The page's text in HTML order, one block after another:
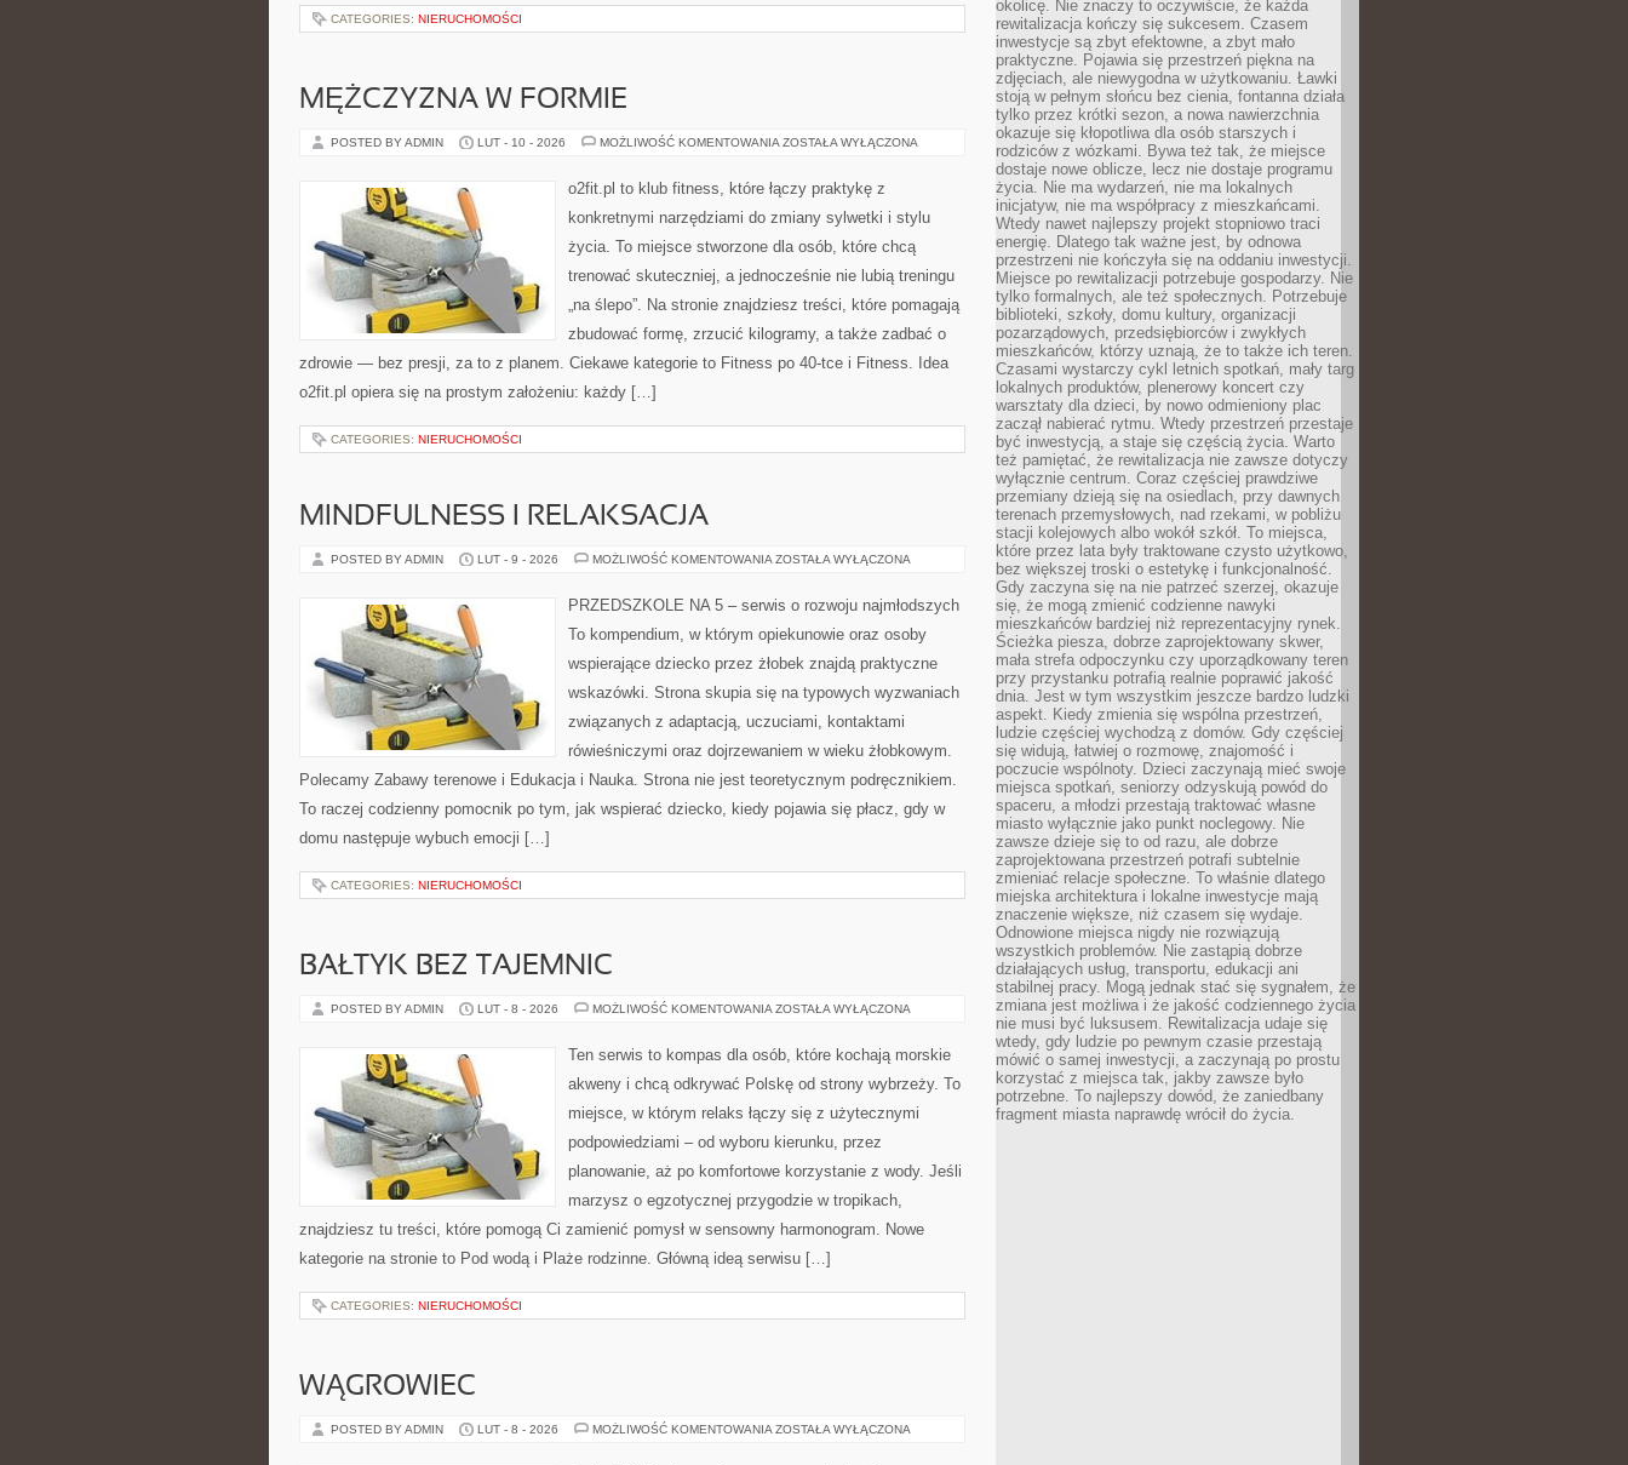
CATEGORIES: NIERUCHOMOŚCI
MĘŻCZYZNA W FORMIE
POSTED BY ADMIN LUT - 10 - 2026 MOŻLIWOŚĆ KOMENTOWANIA MĘŻCZYZNA
ZOSTAŁA WYŁĄCZONA
o2fit.pl to klub fitness, które łączy praktykę z
konkretnymi narzędziami do zmiany sylwetki i stylu
życia. To miejsce stworzone dla osób, które chcą
trenować skuteczniej, a jednocześnie nie lubią treningu
„na ślepo”. Na stronie znajdziesz treści, które pomagają
zbudować formę, zrzucić kilogramy, a także zadbać o
zdrowie — bez presji, za to z planem. Ciekawe kategorie to Fitness po 40-tce i Fitness. Idea
o2fit.pl opiera się na prostym założeniu: każdy […]
CATEGORIES: NIERUCHOMOŚCI
MINDFULNESS I RELAKSACJA
POSTED BY ADMIN LUT - 9 - 2026 MOŻLIWOŚĆ KOMENTOWANIA MINDFULNESS
ZOSTAŁA WYŁĄCZONA
PRZEDSZKOLE NA 5 – serwis o rozwoju najmłodszych
To kompendium, w którym opiekunowie oraz osoby
wspierające dziecko przez żłobek znajdą praktyczne
wskazówki. Strona skupia się na typowych wyzwaniach
związanych z adaptacją, uczuciami, kontaktami
rówieśniczymi oraz dojrzewaniem w wieku żłobkowym.
Polecamy Zabawy terenowe i Edukacja i Nauka. Strona nie jest teoretycznym podręcznikiem.
To raczej codzienny pomocnik po tym, jak wspierać dziecko, kiedy pojawia się płacz, gdy w
domu następuje wybuch emocji […]
CATEGORIES: NIERUCHOMOŚCI
BAŁTYK BEZ TAJEMNIC
POSTED BY ADMIN LUT - 8 - 2026 MOŻLIWOŚĆ KOMENTOWANIA BAŁTYK
ZOSTAŁA WYŁĄCZONA
Ten serwis to kompas dla osób, które kochają morskie
akweny i chcą odkrywać Polskę od strony wybrzeży. To
miejsce, w którym relaks łączy się z użytecznymi
podpowiedziami – od wyboru kierunku, przez
planowanie, aż po komfortowe korzystanie z wody. Jeśli
marzysz o egzotycznej przygodzie w tropikach,
znajdziesz tu treści, które pomogą Ci zamienić pomysł w sensowny harmonogram. Nowe
kategorie na stronie to Pod wodą i Plaże rodzinne. Główną ideą serwisu […]
CATEGORIES: NIERUCHOMOŚCI
WĄGROWIEC
POSTED BY ADMIN LUT - 8 - 2026 MOŻLIWOŚĆ KOMENTOWANIA WĄGROWIEC
ZOSTAŁA WYŁĄCZONA
okolicę. Nie znaczy to oczywiście, że każda
rewitalizacja kończy się sukcesem. Czasem
inwestycje są zbyt efektowne, a zbyt mało
praktyczne. Pojawia się przestrzeń piękna na
zdjęciach, ale niewygodna w użytkowaniu. Ławki
stoją w pełnym słońcu bez cienia, fontanna działa
tylko przez krótki sezon, a nowa nawierzchnia
okazuje się kłopotliwa dla osób starszych i
rodziców z wózkami. Bywa też tak, że miejsce
dostaje nowe oblicze, lecz nie dostaje programu
życia. Nie ma wydarzeń, nie ma lokalnych
inicjatyw, nie ma współpracy z mieszkańcami.
Wtedy nawet najlepszy projekt stopniowo traci
energię. Dlatego tak ważne jest, by odnowa
przestrzeni nie kończyła się na oddaniu inwestycji.
Miejsce po rewitalizacji potrzebuje gospodarzy. Nie
tylko formalnych, ale też społecznych. Potrzebuje
biblioteki, szkoły, domu kultury, organizacji
pozarządowych, przedsiębiorców i zwykłych
mieszkańców, którzy uznają, że to także ich teren.
Czasami wystarczy cykl letnich spotkań, mały targ
lokalnych produktów, plenerowy koncert czy
warsztaty dla dzieci, by nowo odmieniony plac
zaczął nabierać rytmu. Wtedy przestrzeń przestaje
być inwestycją, a staje się częścią życia. Warto
też pamiętać, że rewitalizacja nie zawsze dotyczy
wyłącznie centrum. Coraz częściej prawdziwe
przemiany dzieją się na osiedlach, przy dawnych
terenach przemysłowych, nad rzekami, w pobliżu
stacji kolejowych albo wokół szkół. To miejsca,
które przez lata były traktowane czysto użytkowo,
bez większej troski o estetykę i funkcjonalność.
Gdy zaczyna się na nie patrzeć szerzej, okazuje
się, że mogą zmienić codzienne nawyki
mieszkańców bardziej niż reprezentacyjny rynek.
Ścieżka piesza, dobrze zaprojektowany skwer,
mała strefa odpoczynku czy uporządkowany teren
przy przystanku potrafią realnie poprawić jakość
dnia. Jest w tym wszystkim jeszcze bardzo ludzki
aspekt. Kiedy zmienia się wspólna przestrzeń,
ludzie częściej wychodzą z domów. Gdy częściej
się widują, łatwiej o rozmowę, znajomość i
poczucie wspólnoty. Dzieci zaczynają mieć swoje
miejsca spotkań, seniorzy odzyskują powód do
spaceru, a młodzi przestają traktować własne
miasto wyłącznie jako punkt noclegowy. Nie
zawsze dzieje się to od razu, ale dobrze
zaprojektowana przestrzeń potrafi subtelnie
zmieniać relacje społeczne. To właśnie dlatego
miejska architektura i lokalne inwestycje mają
znaczenie większe, niż czasem się wydaje.
Odnowione miejsca nigdy nie rozwiązują
wszystkich problemów. Nie zastąpią dobrze
działających usług, transportu, edukacji ani
stabilnej pracy. Mogą jednak stać się sygnałem, że
zmiana jest możliwa i że jakość codziennego życia
nie musi być luksusem. Rewitalizacja udaje się
wtedy, gdy ludzie po pewnym czasie przestają
mówić o samej inwestycji, a zaczynają po prostu
korzystać z miejsca tak, jakby zawsze było
potrzebne. To najlepszy dowód, że zaniedbany
fragment miasta naprawdę wrócił do życia.